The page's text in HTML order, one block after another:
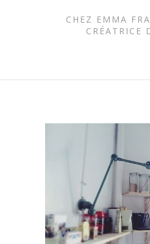
CHEZ EMMA
CRÉATRICE